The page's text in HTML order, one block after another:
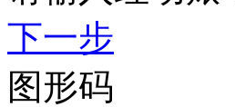
下一步
图形码